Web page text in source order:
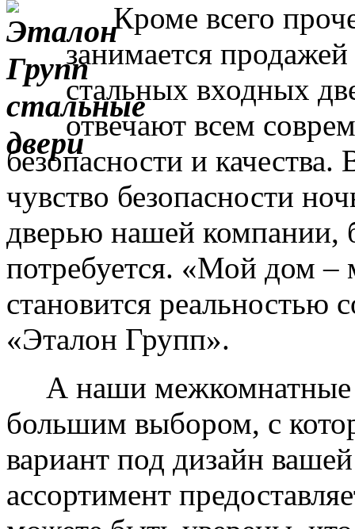
Кроме всего
занимается
стальных входных
отвечают всем
безопасности и
чувство безопасности
дверью нашей компании,
потребуется. «Мой дом –
становится реальностью
«Эталон Групп».
А наши межкомнатные
большим выбором, с
вариант под дизайн
ассортимент